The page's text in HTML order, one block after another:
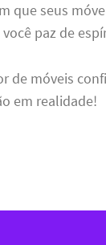
que seus
paz de
de móveis
em realidade!